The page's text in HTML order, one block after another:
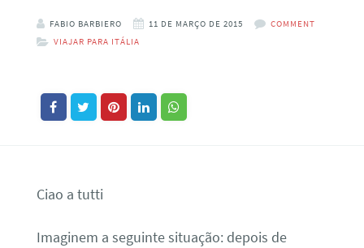
FABIO BARBIERO 11 DE MARÇO DE 2015
COMMENT
VIAJAR PARA ITÁLIA
Ciao a tutti
Imaginem a seguinte situação: depois de